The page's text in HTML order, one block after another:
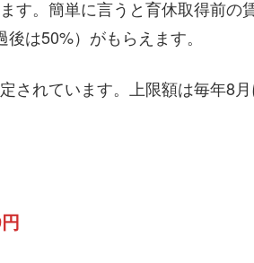
す。簡単に言うと育休取得前の
は50%）がもらえます。
されています。上限額は毎年8